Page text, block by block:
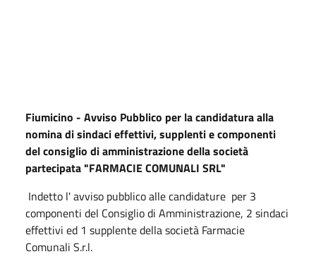
Fiumicino - Avviso Pubblico per la candidatura alla
nomina di sindaci effettivi, supplenti e componenti
del consiglio di amministrazione della società
partecipata "FARMACIE COMUNALI SRL"
Indetto l' avviso pubblico alle candidature per 3
componenti del Consiglio di Amministrazione, 2 sindaci
effettivi ed 1 supplente della società Farmacie
Comunali S.r.l.